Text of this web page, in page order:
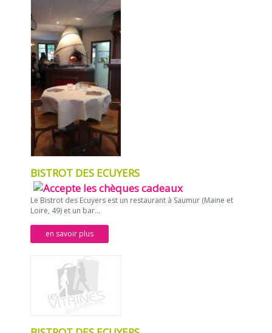
BISTROT DES ECUYERS
Le Bistrot des Ecuyers est un restaurant à Saumur (Maine et
Loire, 49) et un bar...
en savoir plus